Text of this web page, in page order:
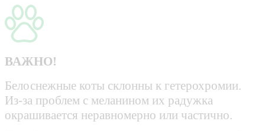
ВАЖНО!
Белоснежные коты склонны к гетерохромии.
Из-за проблем с меланином их радужка
окрашивается неравномерно или частично.